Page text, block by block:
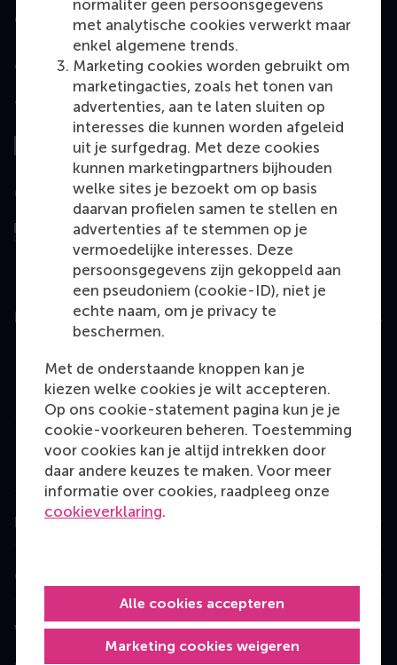
normaliter geen persoonsgegevens
met analytische cookies verwerkt maar
enkel algemene trends.
Marketing cookies worden gebruikt om
marketingacties, zoals het tonen van
advertenties, aan te laten sluiten op
interesses die kunnen worden afgeleid
uit je surfgedrag. Met deze cookies
kunnen marketingpartners bijhouden
welke sites je bezoekt om op basis
daarvan profielen samen te stellen en
advertenties af te stemmen op je
vermoedelijke interesses. Deze
persoonsgegevens zijn gekoppeld aan
een pseudoniem (cookie-ID), niet je
echte naam, om je privacy te
beschermen.
Met de onderstaande knoppen kan je
kiezen welke cookies je wilt accepteren.
Op ons cookie-statement pagina kun je je
cookie-voorkeuren beheren. Toestemming
voor cookies kan je altijd intrekken door
daar andere keuzes te maken. Voor meer
informatie over cookies, raadpleeg onze
cookieverklaring.
Marketing cookies weigeren
Alle cookies accepteren
Geaccrediteerd door
Top gerangschikt
Geëvalueerd door
Education
Master
MBA
Executive Education
Programme finder
Information for
Contact
Volg ons